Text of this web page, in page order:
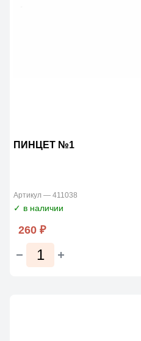
ПИНЦЕТ №1
Артикул — 411038
✓ в наличии
260 ₽